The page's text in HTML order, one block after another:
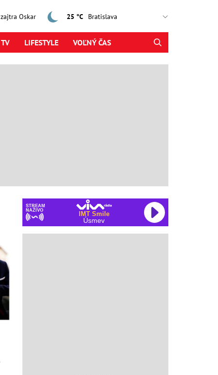
Oskar 25 °C
LIFESTYLE VOĽNÝ ČAS
STREAM
NAŽIVO
IMT Smile
Úsmev